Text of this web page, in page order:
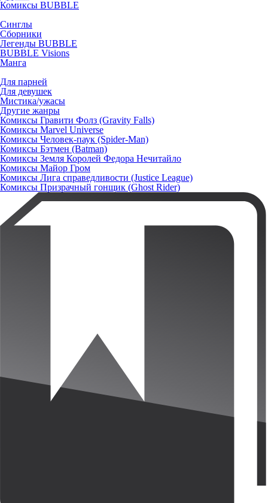
Комиксы BUBBLE
Синглы
Сборники
Легенды BUBBLE
BUBBLE Visions
Манга
Для парней
Для девушек
Мистика/ужасы
Другие жанры
Комиксы Гравити Фолз (Gravity Falls)
Комиксы Marvel Universe
Комиксы Человек-паук (Spider-Man)
Комиксы Бэтмен (Batman)
Комиксы Земля Королей Федора Нечитайло
Комиксы Майор Гром
Комиксы Лига справедливости (Justice League)
Комиксы Призрачный гонщик (Ghost Rider)